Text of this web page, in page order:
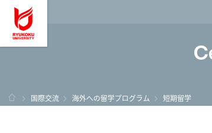
龍谷大学
HOME
国際交流 海外への留学プログラム 短期留学